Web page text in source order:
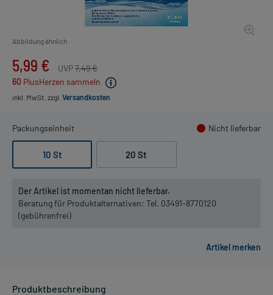
Abbildung ähnlich
5,99 € UVP7,49 €
60 PlusHerzen sammeln
inkl. MwSt. zzgl. Versandkosten
Packungseinheit Nicht lieferbar
10 St 20 St
Der Artikel ist momentan nicht lieferbar.
Beratung für Produktalternativen: Tel. 03491-8770120
(gebührenfrei)
Produktbeschreibung